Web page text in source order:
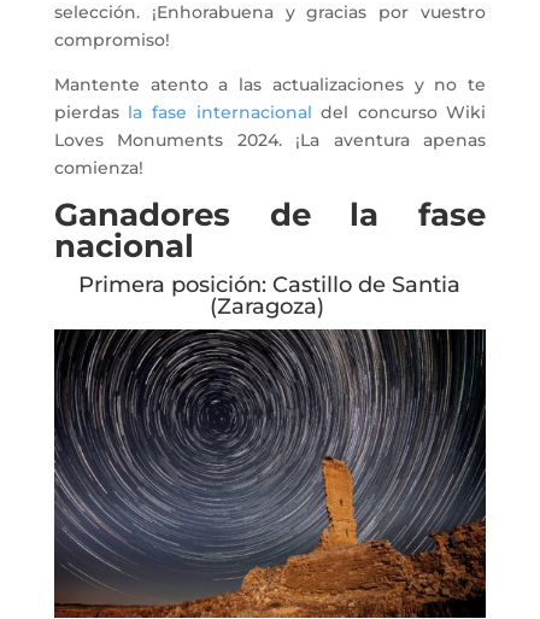
selección. ¡Enhorabuena y gracias por vuestro
compromiso!
Mantente atento a las actualizaciones y no te
pierdas la fase internacional del concurso Wiki
Loves Monuments 2024. ¡La aventura apenas
comienza!
Ganadores de la fase
nacional
Primera posición: Castillo de Santia
(Zaragoza)